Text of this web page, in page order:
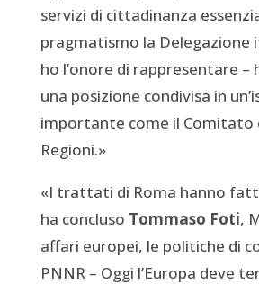
servizi di cittadinanza
pragmatismo la Delegazione
ho l’onore di rappresentare –
una posizione condivisa in
importante come il Comitato
Regioni.»
«I trattati di Roma hanno
ha concluso Tommaso Foti,
affari europei, le politiche di
PNNR – Oggi l’Europa deve